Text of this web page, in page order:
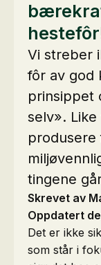
Vi streber
fôr av god
prinsippet
selv».
tingene
Skrevet av
Oppdatert
Det er ikke
som står i